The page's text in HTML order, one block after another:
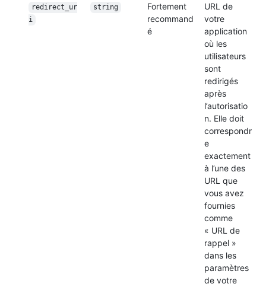
redirect_ur
i
string
Fortement
recommand
é
URL de
votre
application
où les
utilisateurs
sont
redirigés
après
l’autorisatio
n. Elle doit
correspondr
e
exactement
à l’une des
URL que
vous avez
fournies
comme
« URL de
rappel »
dans les
paramètres
de votre